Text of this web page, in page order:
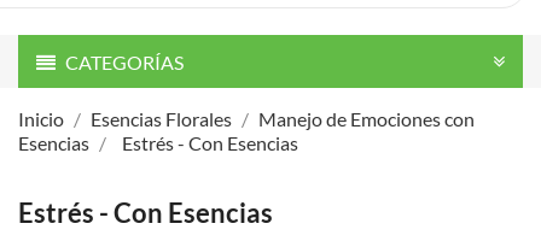
CATEGORÍAS
Inicio Esencias Florales
Manejo de Emociones con
Esencias
Estrés - Con Esencias
Estrés - Con Esencias